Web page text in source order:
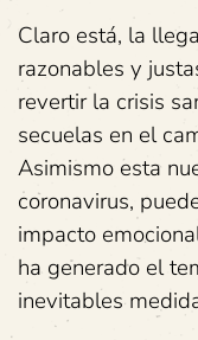
Claro está, la
razonables y
revertir la crisis
secuelas en el
Asimismo esta
coronavirus,
impacto
ha generado el
inevitables